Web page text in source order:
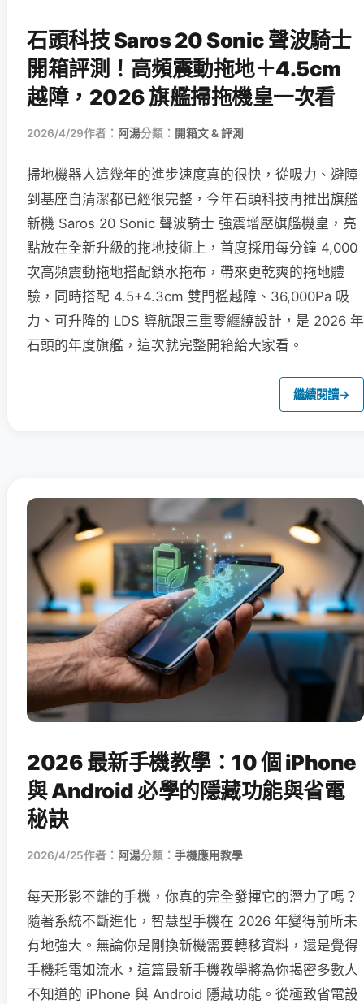
石頭科技 Saros 20 Sonic 聲波騎士
開箱評測！高頻震動拖地＋4.5cm
越障，2026 旗艦掃拖機皇一次看
2026/4/29作者： 阿湯分類： 開箱文 & 評測
掃地機器人這幾年的進步速度真的很快，從吸力、避障
到基座自清潔都已經很完整，今年石頭科技再推出旗艦
新機 Saros 20 Sonic 聲波騎士 強震增壓旗艦機皇，亮
點放在全新升級的拖地技術上，首度採用每分鐘 4,000
次高頻震動拖地搭配鎖水拖布，帶來更乾爽的拖地體
驗，同時搭配 4.5+4.3cm 雙門檻越障、36,000Pa 吸
力、可升降的 LDS 導航跟三重零纏繞設計，是 2026 年
石頭的年度旗艦，這次就完整開箱給大家看。
繼續閱讀→
2026 最新手機教學：10 個 iPhone
與 Android 必學的隱藏功能與省電
秘訣
2026/4/25作者： 阿湯分類： 手機應用教學
每天形影不離的手機，你真的完全發揮它的潛力了嗎？
隨著系統不斷進化，智慧型手機在 2026 年變得前所未
有地強大。無論你是剛換新機需要轉移資料，還是覺得
手機耗電如流水，這篇最新手機教學將為你揭密多數人
不知道的 iPhone 與 Android 隱藏功能。從極致省電設